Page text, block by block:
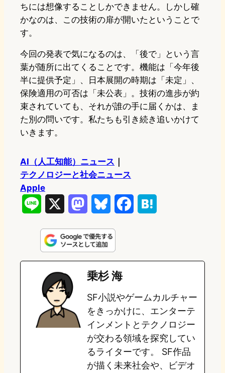
ちには想像することしかできません。しかし確
かなのは、この技術の扉が開いたということで
す。
今回の発表で気になるのは、「後で」という言
葉が随所に出てくることです。機能は「今年後
半に提供予定」、日本展開の時期は「未定」、
保険適用の可否は「未公表」。技術の進歩が約
束されていても、それが誰の手に届くかは、ま
た別の問いです。私たちも引き続き追いかけて
いきます。
AI（人工知能）ニュース
テクノロジーと社会ニュース
Apple
n
e
s
t
o
d
o
n
u
e
s
k
y
e
o
o
k
e
a
乗杉 海
SF小説やゲームカルチャー
をきっかけに、エンターテ
インメントとテクノロジー
が交わる領域を探究してい
るライターです。 SF作品
が描く未来社会や、ビデオ